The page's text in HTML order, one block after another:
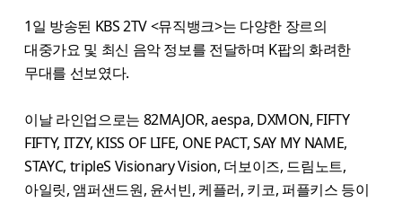
1일 방송된 KBS 2TV <뮤직뱅크>는 다양한 장르의
대중가요 및 최신 음악 정보를 전달하며 K팝의 화려한
무대를 선보였다.
이날 라인업으로는 82MAJOR, aespa, DXMON, FIFTY
FIFTY, ITZY, KISS OF LIFE, ONE PACT, SAY MY NAME,
STAYC, tripleS Visionary Vision, 더보이즈, 드림노트,
아일릿, 앰퍼샌드원, 윤서빈, 케플러, 키코, 퍼플키스 등이